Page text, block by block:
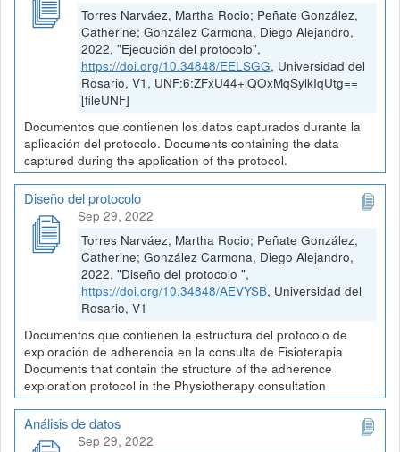
Torres Narváez, Martha Rocio; Peñate González,
Catherine; González Carmona, Diego Alejandro,
2022, "Ejecución del protocolo",
https://doi.org/10.34848/EELSGG, Universidad del
Rosario, V1, UNF:6:ZFxU44+lQOxMqSylkIqUtg==
[fileUNF]
Documentos que contienen los datos capturados durante la
aplicación del protocolo. Documents containing the data
captured during the application of the protocol.
Diseño del protocolo
Sep 29, 2022
Torres Narváez, Martha Rocio; Peñate González,
Catherine; González Carmona, Diego Alejandro,
2022, "Diseño del protocolo ",
https://doi.org/10.34848/AEVYSB, Universidad del
Rosario, V1
Documentos que contienen la estructura del protocolo de
exploración de adherencia en la consulta de Fisioterapia
Documents that contain the structure of the adherence
exploration protocol in the Physiotherapy consultation
Análisis de datos
Sep 29, 2022